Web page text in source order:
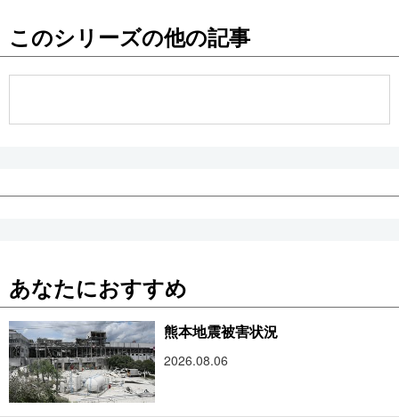
公式SNS
このシリーズの他の記事
あなたにおすすめ
熊本地震被害状況
2026.08.06